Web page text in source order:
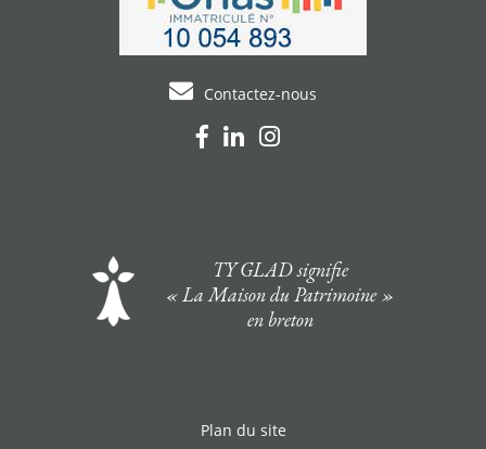
Contactez-nous
TY GLAD signifie
« La Maison du Patrimoine »
en breton
Plan du site